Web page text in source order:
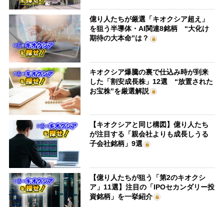
億り人たちが厳選「キオクシア超え」
を狙う半導体・AI関連8銘柄 “大化け
期待の大本命”は？
キオクシア爆騰の裏で仕込み時が到来
した「割安成長株」12選 “放置された
お宝株”を厳選解説
【キオクシアと同じ構図】億り人たち
が注目する「親会社よりも成長しうる
子会社銘柄」9選
【億り人たちが狙う「第2のキオクシ
ア」11選】注目の「IPOセカンダリー投
資銘柄」を一挙紹介